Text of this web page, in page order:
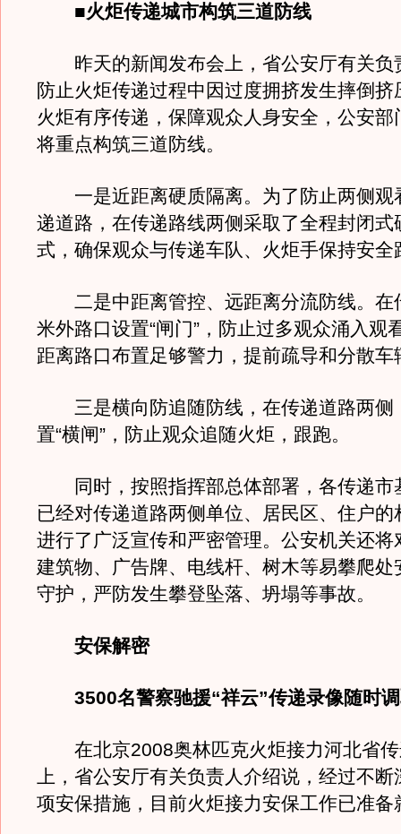
■火炬传递城市构筑三道防线
昨天的新闻发布会上，省公安厅有关负
防止火炬传递过程中因过度拥挤发生摔倒挤
火炬有序传递，保障观众人身安全，公安部
将重点构筑三道防线。
一是近距离硬质隔离。为了防止两侧观
递道路，在传递路线两侧采取了全程封闭式
式，确保观众与传递车队、火炬手保持安全
二是中距离管控、远距离分流防线。在
米外路口设置“闸门”，防止过多观众涌入观
距离路口布置足够警力，提前疏导和分散车
三是横向防追随防线，在传递道路两侧
置“横闸”，防止观众追随火炬，跟跑。
同时，按照指挥部总体部署，各传递市
已经对传递道路两侧单位、居民区、住户的
进行了广泛宣传和严密管理。公安机关还将
建筑物、广告牌、电线杆、树木等易攀爬处
守护，严防发生攀登坠落、坍塌等事故。
安保解密
3500名警察驰援“祥云”传递录像随时
在北京2008奥林匹克火炬接力河北省传
上，省公安厅有关负责人介绍说，经过不断
项安保措施，目前火炬接力安保工作已准备